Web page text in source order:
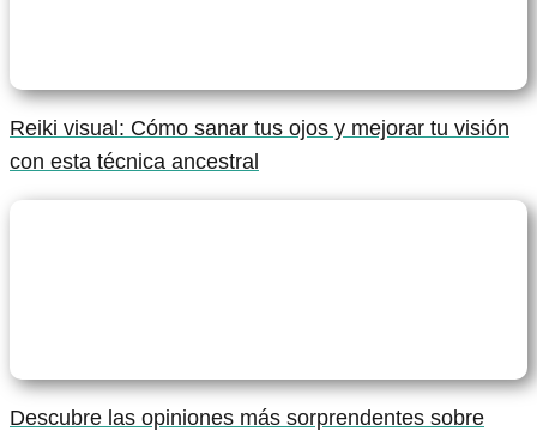
Reiki visual: Cómo sanar tus ojos y mejorar tu visión
con esta técnica ancestral
Descubre las opiniones más sorprendentes sobre